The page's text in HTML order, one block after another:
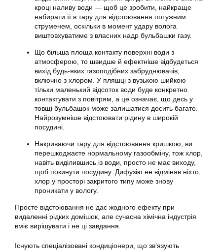
кроці наливу води — щоб це зробити, найкраще
набирати її в тару для відстоювання потужним
струменем, оскільки в момент удару волога
виштовхуватиме з власних надр бульбашки газу.
Що більша площа контакту поверхні води з
атмосферою, то швидше й ефектніше відбудеться
вихід будь-яких газоподібних забруднювачів,
включно з хлором. У пляшці з вузькою шийкою
тільки маленький відсоток води буде конкретно
контактувати з повітрям, а це означає, що десь у
товщі бульбашок може залишатися досить багато.
Найрозумніше відстоювати рідину в широкій
посудині.
Накриваючи тару для відстоювання кришкою, ви
перешкоджаєте нормальному газообміну, тож хлор,
навіть виділившись із води, просто не має виходу,
щоб покинути посудину. Дифузію не відміняв ніхто,
хлор у просторі закритого типу може знову
проникати у вологу.
Просте відстоювання не дає жодного ефекту при
видаленні рідких домішок, але сучасна хімічна індустрія
вміє вирішувати і не ці завдання.
Існують спеціалізовані кондиціонери, що зв’язують